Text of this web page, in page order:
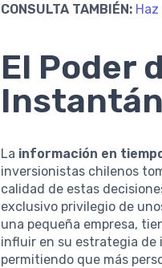
CONSULTA TAMBIÉN:
El Poder
La información en
inversionistas chilenos
calidad de estas
exclusivo privilegio de
una pequeña empresa,
influir en su estrategia de
permitiendo que más